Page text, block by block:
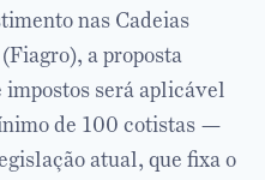
nas Cadeias
a proposta
impostos será aplicável
de 100 cotistas —
atual, que fixa o